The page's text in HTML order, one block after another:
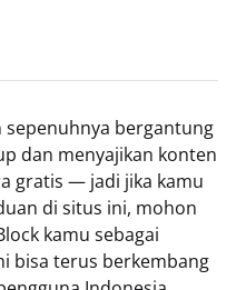
sepenuhnya bergantung
dan menyajikan konten
gratis — jadi jika kamu
di situs ini, mohon
kamu sebagai
bisa terus berkembang